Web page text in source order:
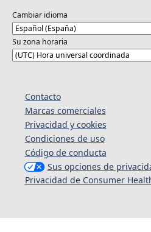
Cambiar idioma
Su zona horaria
Contacto
Marcas comerciales
Privacidad y cookies
Condiciones de uso
Código de conducta
Sus opciones de
Privacidad de Consumer